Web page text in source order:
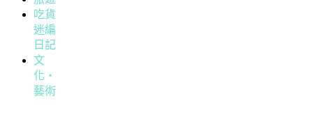
吃貨
迷編
日記
文
化・
藝術